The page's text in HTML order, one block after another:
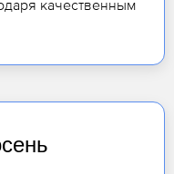
качественным